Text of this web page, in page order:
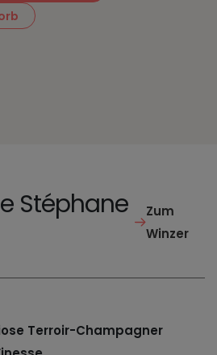
Stéphane
Zum
Winzer
Terroir-Champagner